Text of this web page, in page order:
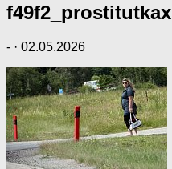
f49f2_prostitutkax
- · 02.05.2026